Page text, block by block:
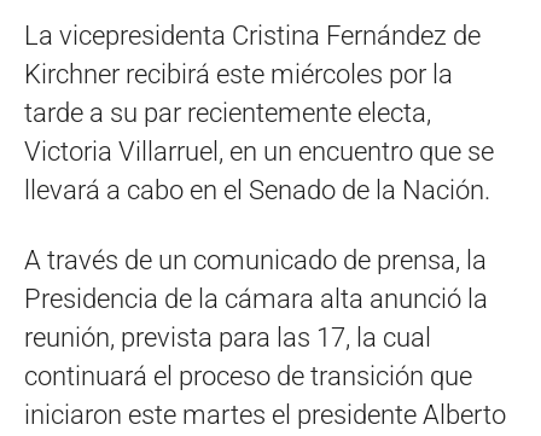
La vicepresidenta Cristina Fernández de
Kirchner recibirá este miércoles por la
tarde a su par recientemente electa,
Victoria Villarruel, en un encuentro que se
llevará a cabo en el Senado de la Nación.
A través de un comunicado de prensa, la
Presidencia de la cámara alta anunció la
reunión, prevista para las 17, la cual
continuará el proceso de transición que
iniciaron este martes el presidente Alberto